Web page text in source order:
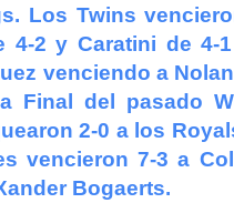
Los Twins
2 y Caratini de 4-
venciendo a
Final del pasado
2-0 a los
vencieron 7-3 a
Bogaerts.